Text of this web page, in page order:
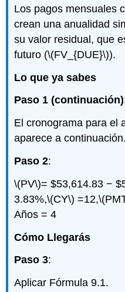
Los pagos mensuales
crean una anualidad
su valor residual, que
futuro (\(FV_{DUE}\)).
Lo que ya sabes
Paso 1 (continuación)
El cronograma para el
aparece a continuación.
Paso 2:
\(PV\)= $53,614.83 −
3.83%,\(CY\) =12,
Años = 4
Cómo Llegarás
Paso 3:
Aplicar Fórmula 9.1.